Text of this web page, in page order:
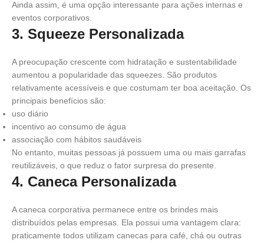
Ainda assim, é uma opção interessante para ações internas e
eventos corporativos.
3. Squeeze Personalizada
A preocupação crescente com hidratação e sustentabilidade
aumentou a popularidade das squeezes. São produtos
relativamente acessíveis e que costumam ter boa aceitação. Os
principais benefícios são:
uso diário
incentivo ao consumo de água
associação com hábitos saudáveis
No entanto, muitas pessoas já possuem uma ou mais garrafas
reutilizáveis, o que reduz o fator surpresa do presente.
4. Caneca Personalizada
A caneca corporativa permanece entre os brindes mais
distribuídos pelas empresas. Ela possui uma vantagem clara:
praticamente todos utilizam canecas para café, chá ou outras